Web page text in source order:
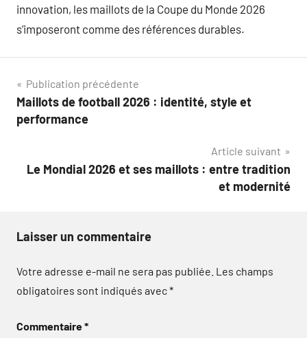
innovation, les maillots de la Coupe du Monde 2026
s’imposeront comme des références durables.
Navigation
de
Publication précédente
Maillots de football 2026 : identité, style et
performance
Article suivant
Le Mondial 2026 et ses maillots : entre tradition
et modernité
Laisser un commentaire
Votre adresse e-mail ne sera pas publiée. Les champs
obligatoires sont indiqués avec*
Commentaire*